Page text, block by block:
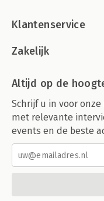
Klantenservice
Zakelijk
Altijd op de
Schrijf u in voor
met relevante
events en de beste